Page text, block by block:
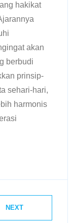
hakikat
akan
berbudi
prinsip-
sehari-hari,
harmonis
NEXT